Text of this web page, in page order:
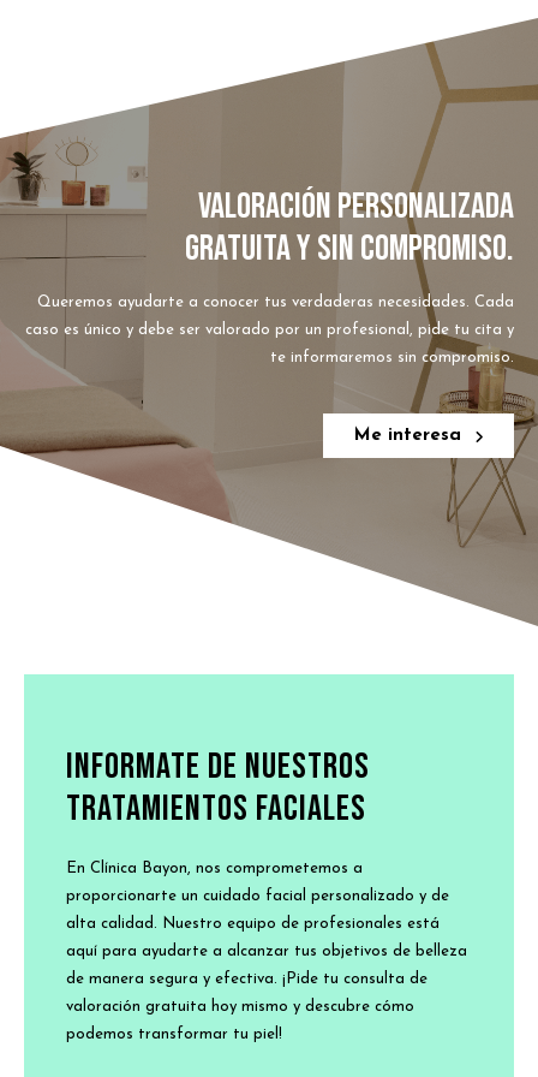
VALORACIÓN PERSONALIZADA
GRATUITA Y SIN COMPROMISO.
Queremos ayudarte a conocer tus verdaderas necesidades. Cada
caso es único y debe ser valorado por un profesional, pide tu cita y
te informaremos sin compromiso.
Me interesa
INFORMATE DE NUESTROS
TRATAMIENTOS FACIALES
En Clínica Bayon, nos comprometemos a
proporcionarte un cuidado facial personalizado y de
alta calidad. Nuestro equipo de profesionales está
aquí para ayudarte a alcanzar tus objetivos de belleza
de manera segura y efectiva. ¡Pide tu consulta de
valoración gratuita hoy mismo y descubre cómo
podemos transformar tu piel!